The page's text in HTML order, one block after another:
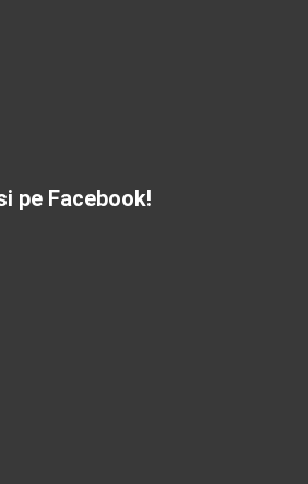
pe Facebook!